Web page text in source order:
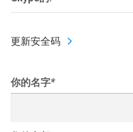
更新安全码
你的名字*